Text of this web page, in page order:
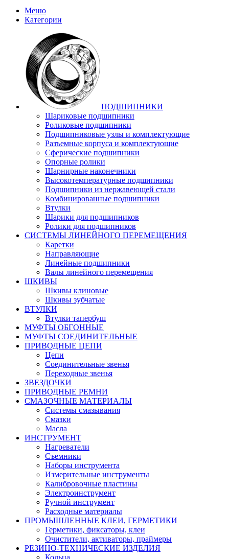
Меню
Категории
ПОДШИПНИКИ
Шариковые подшипники
Роликовые подшипники
Подшипниковые узлы и комплектующие
Разъемные корпуса и комплектующие
Сферические подшипники
Опорные ролики
Шарнирные наконечники
Высокотемпературные подшипники
Подшипники из нержавеющей стали
Комбинированные подшипники
Втулки
Шарики для подшипников
Ролики для подшипников
СИСТЕМЫ ЛИНЕЙНОГО ПЕРЕМЕЩЕНИЯ
Каретки
Направляющие
Линейные подшипники
Валы линейного перемещения
ШКИВЫ
Шкивы клиновые
Шкивы зубчатые
ВТУЛКИ
Втулки тапербуш
МУФТЫ ОБГОННЫЕ
МУФТЫ СОЕДИНИТЕЛЬНЫЕ
ПРИВОДНЫЕ ЦЕПИ
Цепи
Соединительные звенья
Переходные звенья
ЗВЕЗДОЧКИ
ПРИВОДНЫЕ РЕМНИ
СМАЗОЧНЫЕ МАТЕРИАЛЫ
Системы смазывания
Смазки
Масла
ИНСТРУМЕНТ
Нагреватели
Съемники
Наборы инструмента
Измерительные инструменты
Калибровочные пластины
Электроинструмент
Ручной инструмент
Расходные материалы
ПРОМЫШЛЕННЫЕ КЛЕИ, ГЕРМЕТИКИ
Герметики, фиксаторы, клеи
Очистители, активаторы, праймеры
РЕЗИНО-ТЕХНИЧЕСКИЕ ИЗДЕЛИЯ